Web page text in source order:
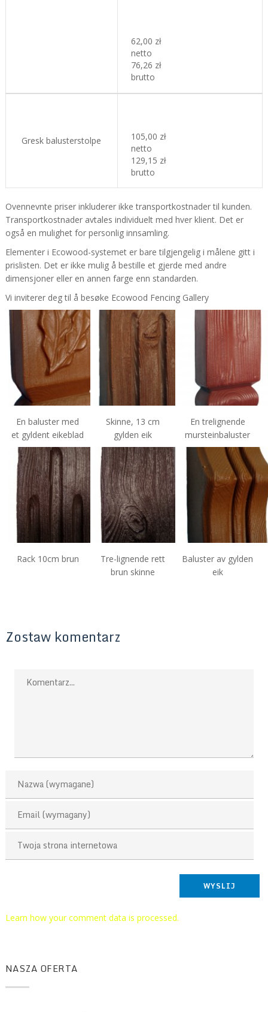
62,00 zł
netto
76,26 zł
brutto
Gresk balusterstolpe
105,00 zł
netto
129,15 zł
brutto
Ovennevnte priser inkluderer ikke transportkostnader til kunden.
Transportkostnader avtales individuelt med hver klient. Det er
også en mulighet for personlig innsamling.
Elementer i Ecowood-systemet er bare tilgjengelig i målene gitt i
prislisten. Det er ikke mulig å bestille et gjerde med andre
dimensjoner eller en annen farge enn standarden.
Vi inviterer deg til å besøke Ecowood Fencing Gallery
En baluster med
et gyldent eikeblad
Skinne, 13 cm
gylden eik
En trelignende
mursteinbaluster
Rack 10cm brun
Tre-lignende rett
brun skinne
Baluster av gylden
eik
Zostaw komentarz
Learn how your comment data is processed.
NASZA OFERTA